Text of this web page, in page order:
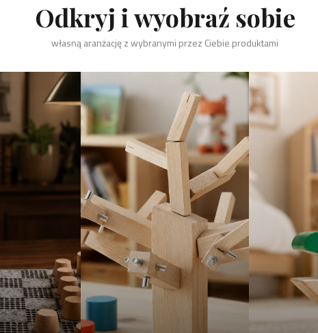
Odkryj i wyobraź sobie
własną aranżację z wybranymi przez Ciebie produktami